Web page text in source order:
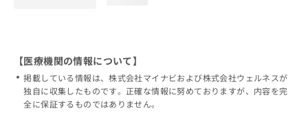
【医療機関の情報について】
掲載している情報は、株式会社マイナビおよび株式会社ウェルネスが
独自に収集したものです。正確な情報に努めておりますが、内容を完
全に保証するものではありません。